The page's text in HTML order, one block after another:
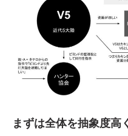
まずは全体を抽象度高